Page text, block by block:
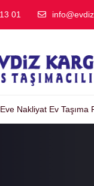
01
Nakliyat Ev Taşıma